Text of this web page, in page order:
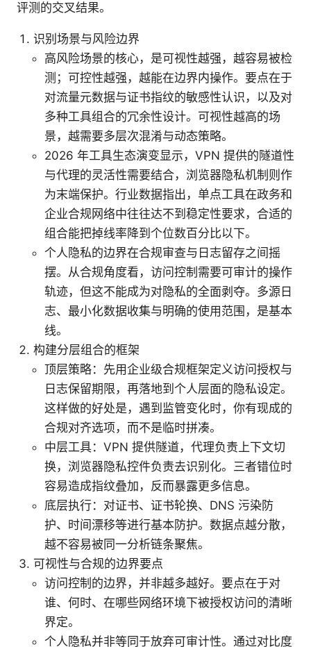
评测的交叉结果。
识别场景与风险边界
高风险场景的核心，是可视性越强，越容易被检
测；可控性越强，越能在边界内操作。要点在于
对流量元数据与证书指纹的敏感性认识，以及对
多种工具组合的冗余性设计。可视性越高的场
景，越需要多层次混淆与动态策略。
2026 年工具生态演变显示，VPN 提供的隧道性
与代理的灵活性需要结合，浏览器隐私机制则作
为末端保护。行业数据指出，单点工具在政务和
企业合规网络中往往达不到稳定性要求，合适的
组合能把掉线率降到个位数百分比以下。
个人隐私的边界在合规审查与日志留存之间摇
摆。从合规角度看，访问控制需要可审计的操作
轨迹，但这不能成为对隐私的全面剥夺。多源日
志、最小化数据收集与明确的使用范围，是基本
线。
构建分层组合的框架
顶层策略：先用企业级合规框架定义访问授权与
日志保留期限，再落地到个人层面的隐私设定。
这样做的好处是，遇到监管变化时，你有现成的
合规对齐选项，而不是临时拼凑。
中层工具：VPN 提供隧道，代理负责上下文切
换，浏览器隐私控件负责去识别化。三者错位时
容易造成指纹叠加，反而暴露更多信息。
底层执行：对证书、证书轮换、DNS 污染防
护、时间漂移等进行基本防护。数据点越分散，
越不容易被同一分析链条聚焦。
可视性与合规的边界要点
访问控制的边界，并非越多越好。要点在于对
谁、何时、在哪些网络环境下被授权访问的清晰
界定。
个人隐私并非等同于放弃可审计性。通过对比度